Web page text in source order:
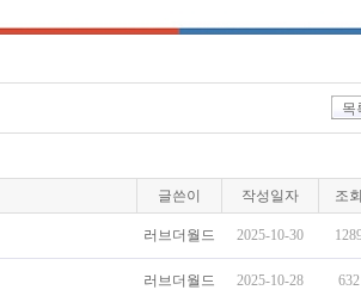
목
글쓴이 작성일자 조
러브더월드 2025-10-30
러브더월드 2025-10-28 632